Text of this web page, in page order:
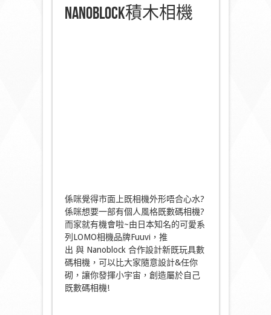
Nanoblock積木相機
係咪覺得市面上既相機外形唔合心水?
係咪想要一部有個人風格既數碼相機?
而家就有機會啦~由日本知名的可愛系
列LOMO相機品牌Fuuvi，推
出 與 Nanoblock 合作設計新既玩具數
碼相機，可以比大家隨意設計&任你
砌，讓你發揮小宇宙，創造屬於自己
既數碼相機!